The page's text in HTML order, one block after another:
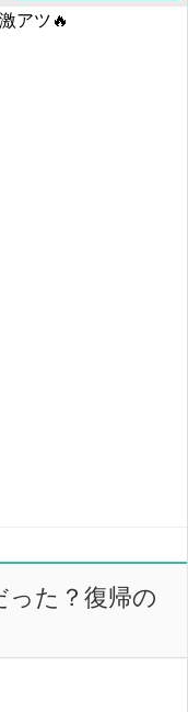
アツ🔥
った？復帰の